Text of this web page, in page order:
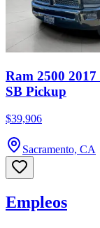
Ram 2500
SB Pickup
$39,906
Sacramento, CA
Empleos